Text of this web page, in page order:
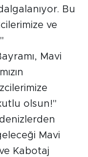
Bu
ve
Mavi
olsun!"
Mavi
Kabotaj